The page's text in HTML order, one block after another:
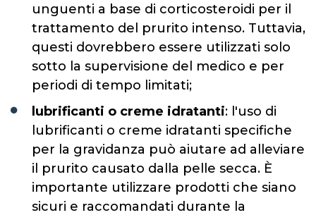
unguenti a base di corticosteroidi per il
trattamento del prurito intenso. Tuttavia,
questi dovrebbero essere utilizzati solo
sotto la supervisione del medico e per
periodi di tempo limitati;
lubrificanti o creme idratanti: l'uso di
lubrificanti o creme idratanti specifiche
per la gravidanza può aiutare ad alleviare
il prurito causato dalla pelle secca. È
importante utilizzare prodotti che siano
sicuri e raccomandati durante la